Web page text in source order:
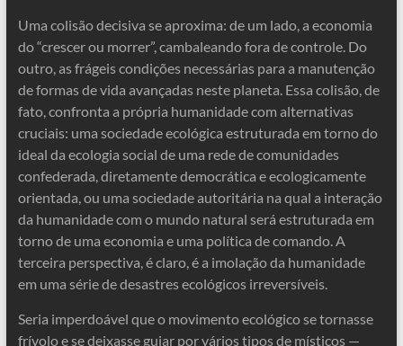
Uma colisão decisiva se aproxima: de um lado, a economia
do “crescer ou morrer”, cambaleando fora de controle. Do
outro, as frágeis condições necessárias para a manutenção
de formas de vida avançadas neste planeta. Essa colisão, de
fato, confronta a própria humanidade com alternativas
cruciais: uma sociedade ecológica estruturada em torno do
ideal da ecologia social de uma rede de comunidades
confederada, diretamente democrática e ecologicamente
orientada, ou uma sociedade autoritária na qual a interação
da humanidade com o mundo natural será estruturada em
torno de uma economia e uma política de comando. A
terceira perspectiva, é claro, é a imolação da humanidade
em uma série de desastres ecológicos irreversíveis.
Seria imperdoável que o movimento ecológico se tornasse
frívolo e se deixasse guiar por vários tipos de místicos —